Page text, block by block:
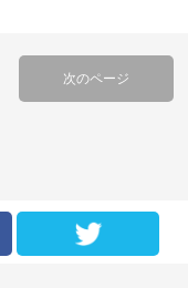
次のページ